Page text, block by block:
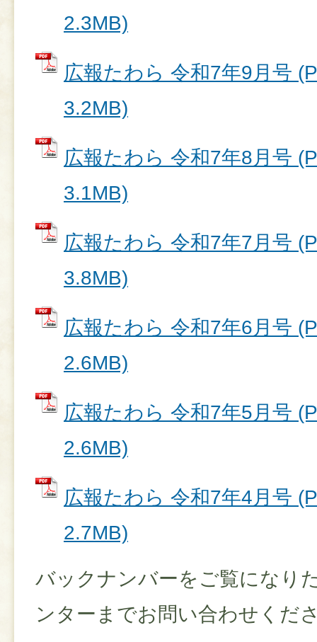
2.3MB)
広報たわら 令和7年9月号
3.2MB)
広報たわら 令和7年8月号
3.1MB)
広報たわら 令和7年7月号
3.8MB)
広報たわら 令和7年6月号
2.6MB)
広報たわら 令和7年5月号
2.6MB)
広報たわら 令和7年4月号
2.7MB)
バックナンバーをご覧になり
ンターまでお問い合わせくだ